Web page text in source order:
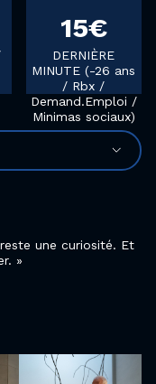
15€
DERNIÈRE
MINUTE (-26 ans
/ Rbx /
Demand.Emploi /
Minimas sociaux)
une curiosité. Et